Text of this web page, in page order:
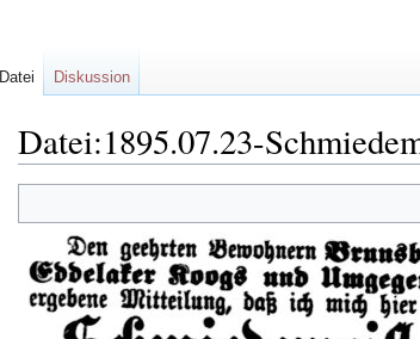
Datei:1895.07.23-
Navigation
springen
Suche
springen
Datei Diskussion